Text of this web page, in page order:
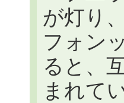
が灯り
フォン
ると、
まれて